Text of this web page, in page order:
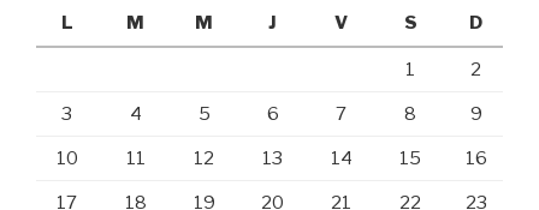
L
M M J V S D
1 2
3 4 5 6 7 8 9
10 11 12 13 14 15 16
17 18 19 20 21 22 23